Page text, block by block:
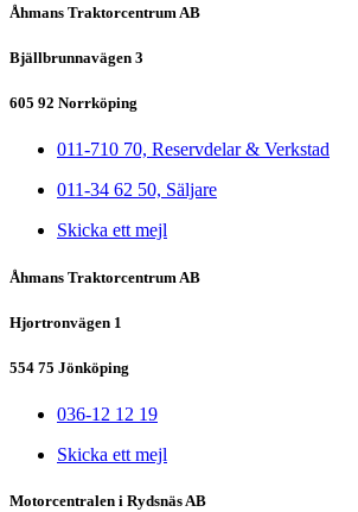
Åhmans Traktorcentrum AB
Bjällbrunnavägen 3
605 92 Norrköping
011-710 70, Reservdelar & Verkstad
011-34 62 50, Säljare
Skicka ett mejl
Åhmans Traktorcentrum AB
Hjortronvägen 1
554 75 Jönköping
036-12 12 19
Skicka ett mejl
Motorcentralen i Rydsnäs AB